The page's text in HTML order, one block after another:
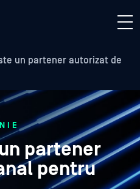
un partener autorizat de
un partener
pentru